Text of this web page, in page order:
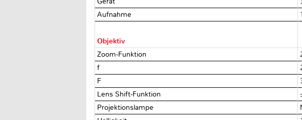
Aufnahme
Objektiv
Zoom-Funktion
f
F
Lens Shift-Funktion
Projektionslampe